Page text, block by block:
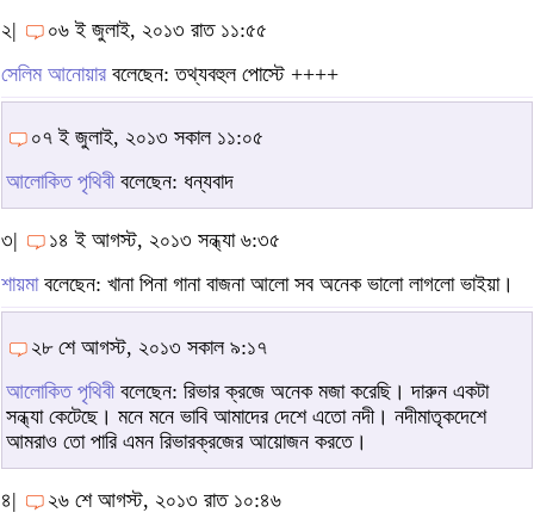
২|
০৬ ই জুলাই, ২০১৩ রাত ১১:৫৫
সেলিম আনোয়ার বলেছেন: তথ্যবহুল পোস্টে ++++
০৭ ই জুলাই, ২০১৩ সকাল ১১:০৫
আলোকিত পৃথিবীবলেছেন: ধন্যবাদ
৩|
১৪ ই আগস্ট, ২০১৩ সন্ধ্যা ৬:৩৫
শায়মাবলেছেন: খানা পিনা গানা বাজনা আলো সব অনেক ভালো লাগলো ভাইয়া।
২৮ শে আগস্ট, ২০১৩ সকাল ৯:১৭
আলোকিত পৃথিবীবলেছেন: রিভার ক্রজে অনেক মজা করেছি। দারুন একটা
সন্ধ্যা কেটেছে। মনে মনে ভাবি আমাদের দেশে এতো নদী। নদীমাতৃকদেশে
আমরাও তো পারি এমন রিভারক্রজের আয়োজন করতে।
৪|
২৬ শে আগস্ট, ২০১৩ রাত ১০:৪৬